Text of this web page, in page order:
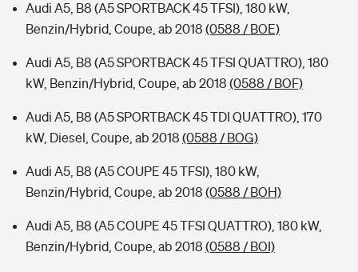
Audi A5, B8 (A5 SPORTBACK 45 TFSI), 180 kW,
Benzin/Hybrid, Coupe, ab 2018 (0588 / BOE)
Audi A5, B8 (A5 SPORTBACK 45 TFSI QUATTRO), 180
kW, Benzin/Hybrid, Coupe, ab 2018 (0588 / BOF)
Audi A5, B8 (A5 SPORTBACK 45 TDI QUATTRO), 170
kW, Diesel, Coupe, ab 2018 (0588 / BOG)
Audi A5, B8 (A5 COUPE 45 TFSI), 180 kW,
Benzin/Hybrid, Coupe, ab 2018 (0588 / BOH)
Audi A5, B8 (A5 COUPE 45 TFSI QUATTRO), 180 kW,
Benzin/Hybrid, Coupe, ab 2018 (0588 / BOI)